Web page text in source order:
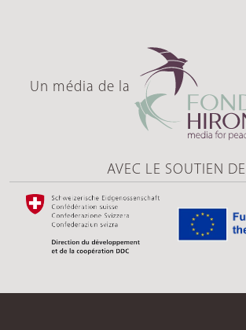
Un média de la
AVEC LE SOUTIEN DE